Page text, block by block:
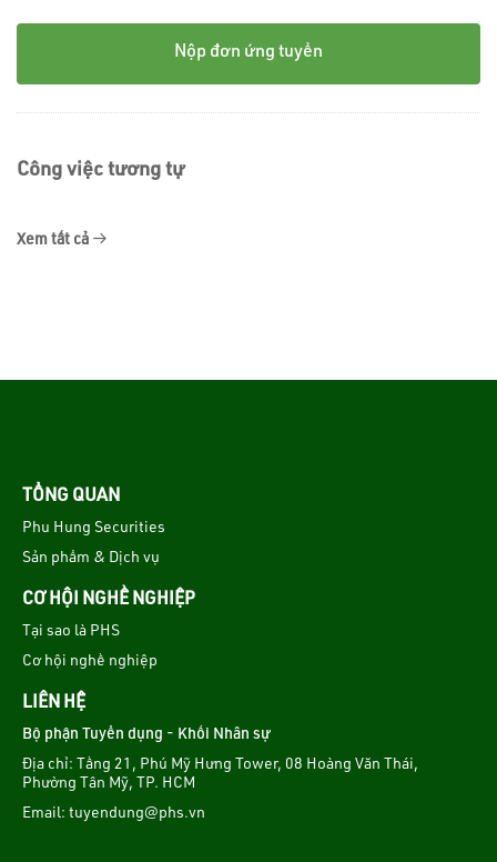
Nộp đơn ứng tuyển
Công việc tương tự
Xem tất cả
TỔNG QUAN
Phu Hung Securities
Sản phẩm & Dịch vụ
CƠ HỘI NGHỀ NGHIỆP
Tại sao là PHS
Cơ hội nghề nghiệp
LIÊN HỆ
Bộ phận Tuyển dụng - Khối Nhân sự
Địa chỉ: Tầng 21, Phú Mỹ Hưng Tower, 08 Hoàng Văn Thái,
Phường Tân Mỹ, TP. HCM
Email: tuyendung@phs.vn